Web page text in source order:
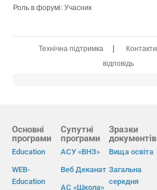
Роль в форумі: Учасник
Технічна підтримка | Контакти
відповідь
Основні
програми
Education
WEB-
Education
Супутні
програми
АСУ «ВНЗ»
Веб Деканат
АС «Школа»
Зразки
документів
Вища освіта
Загальна
середня